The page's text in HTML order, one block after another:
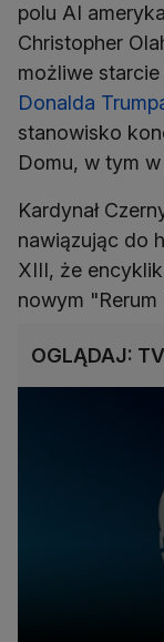
polu AI
Christopher
możliwe
Donalda
stanowisko
Domu, w tym
Kardynał
nawiązując do
XIII, że
nowym "Rerum
OGLĄDAJ: